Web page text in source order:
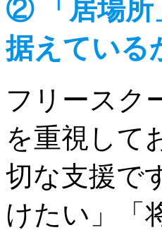
② 「居場所
据えている
フリースク
を重視して
切な支援で
けたい」「